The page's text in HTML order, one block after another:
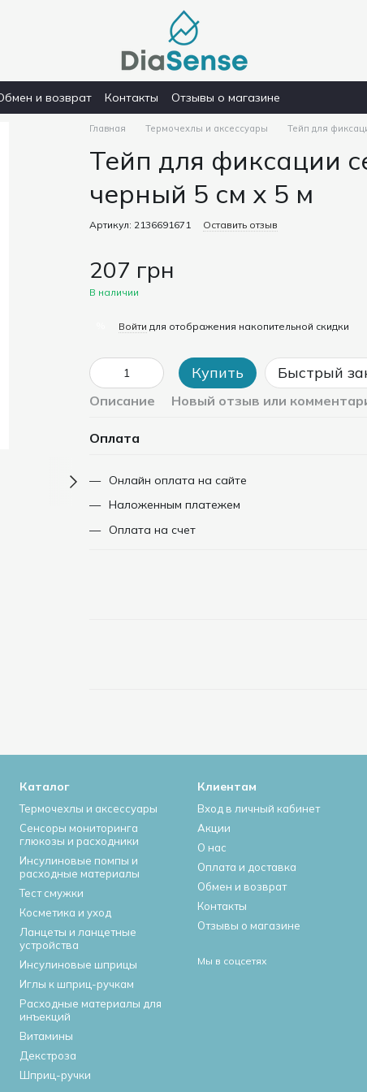
и возврат Контакты Отзывы о магазине
Главная Термочехлы и аксессуары Тейп для
Тейп для фиксации
черный 5 см х 5 м
Артикул: 2136691671 Оставить отзыв
207 грн
В наличии
Войти для отображения накопительной скидки
Купить Быстрый
Описание Новый отзыв или
Оплата
Онлайн оплата на сайте
Наложенным платежем
Оплата на счет
Каталог
Термочехлы и аксессуары
Сенсоры мониторинга
глюкозы и расходники
Инсулиновые помпы и
расходные материалы
Тест смужки
Косметика и уход
Ланцеты и ланцетные
устройства
Инсулиновые шприцы
Иглы к шприц-ручкам
Расходные материалы для
инъекций
Витамины
Декстроза
Шприц-ручки
Клиентам
Вход в личный кабинет
Акции
О нас
Оплата и доставка
Обмен и возврат
Контакты
Отзывы о магазине
Мы в соцсетях